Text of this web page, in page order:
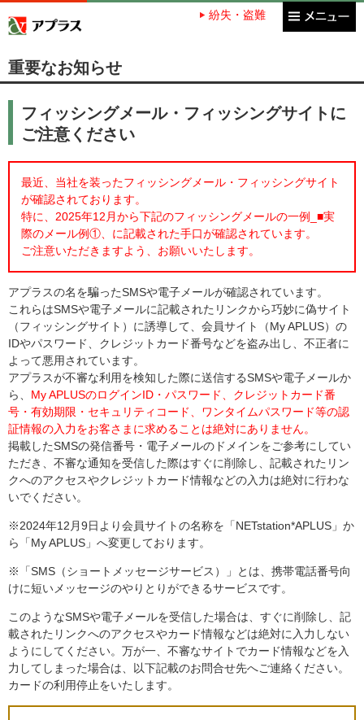
アプラス SBI新生銀行グループ紛失・盗難
重要なお知らせ
フィッシングメール・フィッシングサイトに
ご注意ください
最近、当社を装ったフィッシングメール・フィッシングサイト
が確認されております。
特に、2025年12月から下記のフィッシングメールの一例_■実
際のメール例①、に記載された手口が確認されています。
ご注意いただきますよう、お願いいたします。
アプラスの名を騙ったSMSや電子メールが確認されています。
これらはSMSや電子メールに記載されたリンクから巧妙に偽サイト
（フィッシングサイト）に誘導して、会員サイト（My APLUS）の
IDやパスワード、クレジットカード番号などを盗み出し、不正者に
よって悪用されています。
アプラスが不審な利用を検知した際に送信するSMSや電子メールか
ら、 My APLUSのログインID・パスワード、クレジットカード番
号・有効期限・セキュリティコード、ワンタイムパスワード等の認
証情報の入力をお客さまに求めることは絶対にありません。
掲載したSMSの発信番号・電子メールのドメインをご参考にしてい
ただき、不審な通知を受信した際はすぐに削除し、記載されたリン
クへのアクセスやクレジットカード情報などの入力は絶対に行わな
いでください。
※2024年12月9日より会員サイトの名称を「NETstation*APLUS」か
ら「My APLUS」へ変更しております。
※「SMS（ショートメッセージサービス）」とは、携帯電話番号向
けに短いメッセージのやりとりができるサービスです。
このようなSMSや電子メールを受信した場合は、すぐに削除し、記
載されたリンクへのアクセスやカード情報などは絶対に入力しない
ようにしてください。万が一、不審なサイトでカード情報などを入
力してしまった場合は、以下記載のお問合せ先へご連絡ください。
カードの利用停止をいたします。